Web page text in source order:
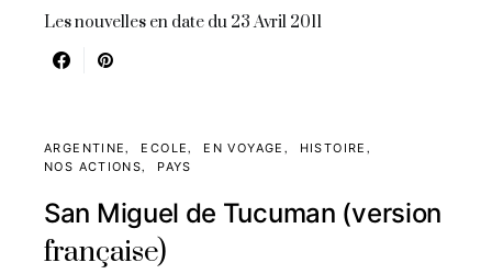
Les nouvelles en date du 23 Avril 2011
ARGENTINE ECOLE EN VOYAGE
HISTOIRE
NOS ACTIONS
PAYS
San Miguel de Tucuman (version
française)